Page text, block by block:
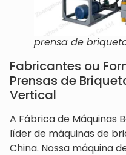
prensa de
Fabricantes ou
Prensas de
Vertical
A Fábrica de Máquinas
líder de máquinas de
China. Nossa máquina